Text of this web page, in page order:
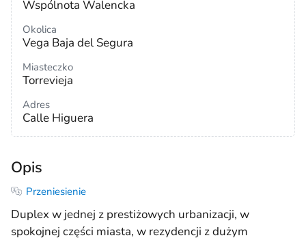
Wspólnota Walencka
Okolica
Vega Baja del Segura
Miasteczko
Torrevieja
Adres
Calle Higuera
Opis
Przeniesienie
Duplex w jednej z prestiżowych urbanizacji, w
spokojnej części miasta, w rezydencji z dużym